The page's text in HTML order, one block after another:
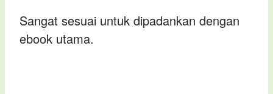
Sangat sesuai untuk dipadankan dengan
ebook utama.